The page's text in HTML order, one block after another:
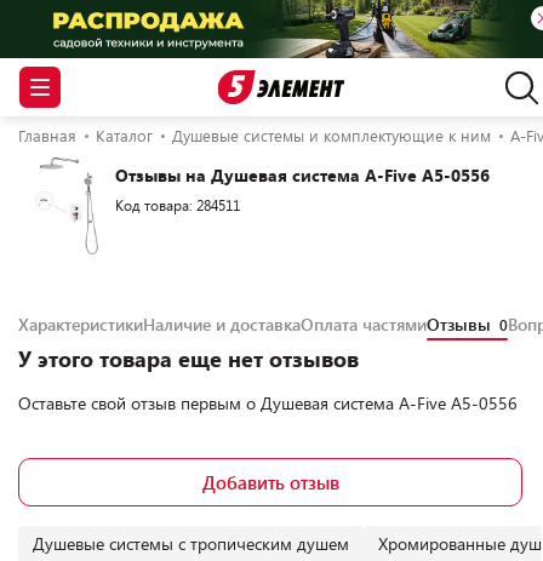
Главная Каталог Душевые системы и комплектующие к ним A-
Отзывы на Душевая система A-Five A5-0556
Код товара: 284511
ХарактеристикиНаличие и доставкаОплата частямиОтзывы 0
У этого товара еще нет отзывов
Оставьте свой отзыв первым о Душевая система A-Five A5-0556
Добавить отзыв
Душевые системы с тропическим душем Хромированные